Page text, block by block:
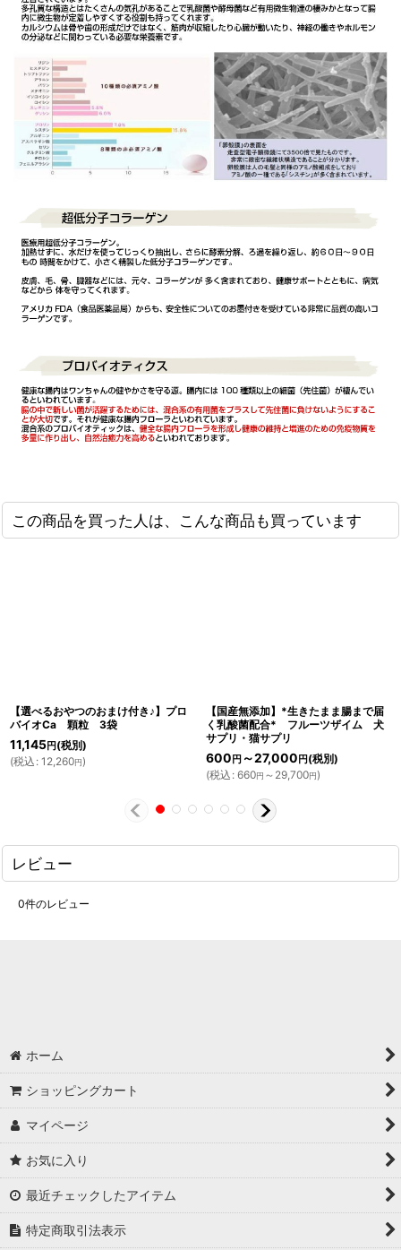
この商品を買った人は、こんな商品も買っています
【選べるおやつのおまけ付き♪】プロ
バイオCa 顆粒 3袋
11,145円 (税別)
(税込 : 12,260円)
【国産無添加】*生きたまま腸まで届
く乳酸菌配合* フルーツザイム 犬
サプリ・猫サプリ
600 円 ～27,000 円 (税別)
(税込 : 660円 ～29,700円)
レビュー
0件のレビュー
ホーム
ショッピングカート
マイページ
お気に入り
最近チェックしたアイテム
特定商取引法表示